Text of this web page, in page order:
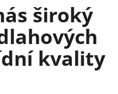
široký
kvality